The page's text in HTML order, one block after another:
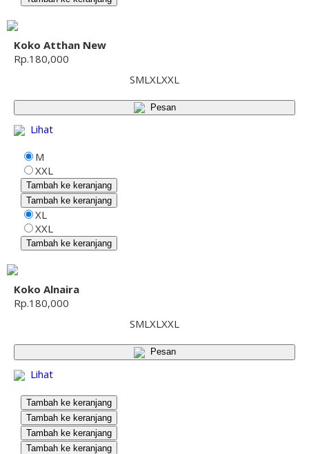
Koko Atthan New
Rp.180,000
SML XL XXL
Pesan
Lihat
M
XXL
Tambah ke keranjang
Tambah ke keranjang
XL
XXL
Tambah ke keranjang
Koko Alnaira
Rp.180,000
SMLXLXXL
Pesan
Lihat
Tambah ke keranjang
Tambah ke keranjang
Tambah ke keranjang
Tambah ke keranjang